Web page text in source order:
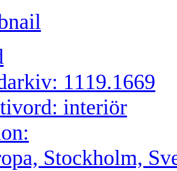
1119.1669
interiör
Stockholm,